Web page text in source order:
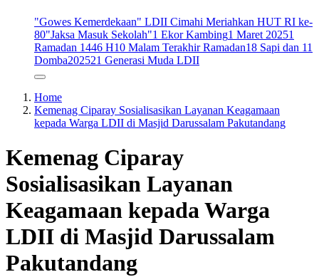
"Gowes Kemerdekaan" LDII Cimahi Meriahkan HUT RI ke-
80"Jaksa Masuk Sekolah"1 Ekor Kambing1 Maret 20251
Ramadan 1446 H10 Malam Terakhir Ramadan18 Sapi dan 11
Domba202521 Generasi Muda LDII
Home
Kemenag Ciparay Sosialisasikan Layanan Keagamaan
kepada Warga LDII di Masjid Darussalam Pakutandang
Kemenag Ciparay
Sosialisasikan Layanan
Keagamaan kepada Warga
LDII di Masjid Darussalam
Pakutandang